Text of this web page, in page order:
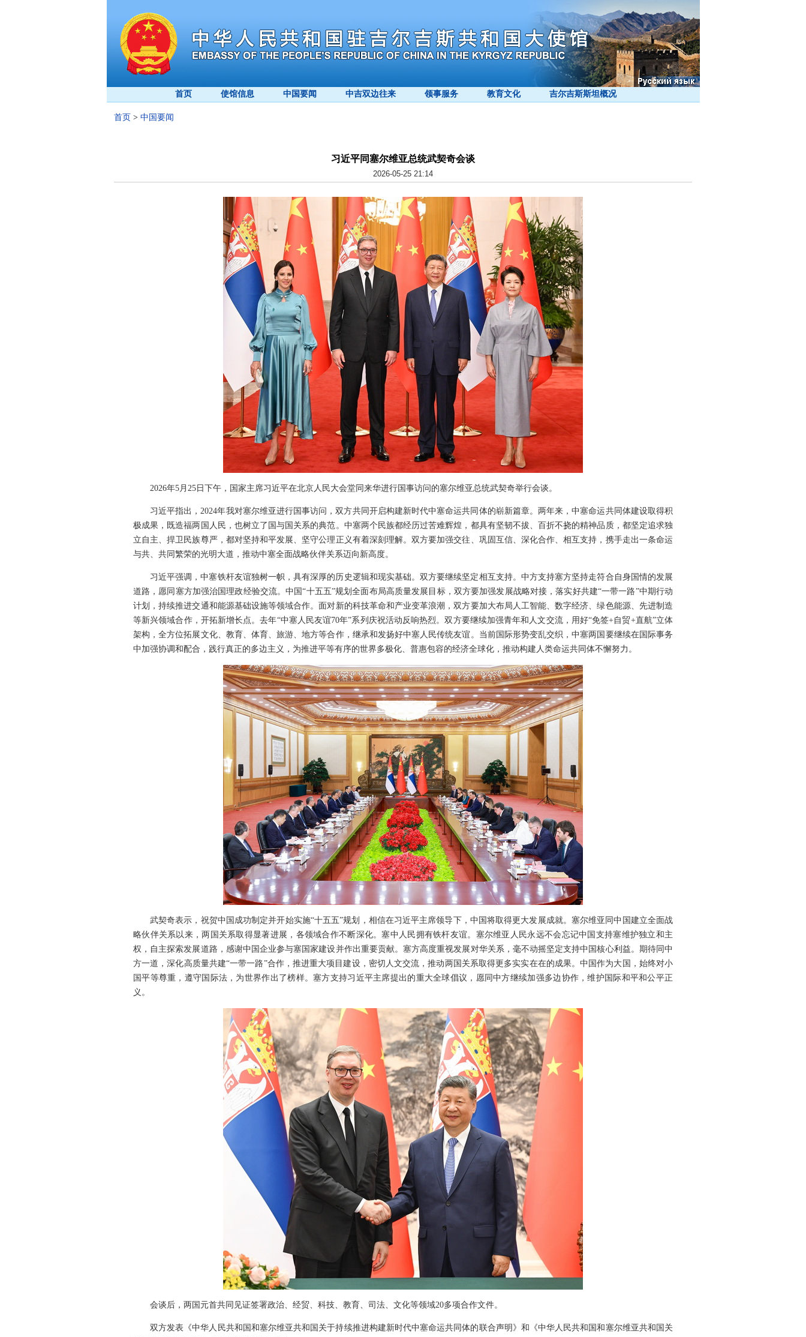
首页 使馆信息 中国要闻 中吉双边往来 领事服务 教育文化 吉尔吉斯斯坦概况
首页 > 中国要闻
习近平同塞尔维亚总统武契奇会谈
2026-05-25 21:14
2026年5月25日下午，国家主席习近平在北京人民大会堂同来华进行国事访问的塞尔维亚总统武契奇举行会谈。
习近平指出，2024年我对塞尔维亚进行国事访问，双方共同开启构建新时代中塞命运共同体的崭新篇章。两年来，中塞命运共同体建设取得积
极成果，既造福两国人民，也树立了国与国关系的典范。中塞两个民族都经历过苦难辉煌，都具有坚韧不拔、百折不挠的精神品质，都坚定追求独
立自主、捍卫民族尊严，都对坚持和平发展、坚守公理正义有着深刻理解。双方要加强交往、巩固互信、深化合作、相互支持，携手走出一条命运
与共、共同繁荣的光明大道，推动中塞全面战略伙伴关系迈向新高度。
习近平强调，中塞铁杆友谊独树一帜，具有深厚的历史逻辑和现实基础。双方要继续坚定相互支持。中方支持塞方坚持走符合自身国情的发展
道路，愿同塞方加强治国理政经验交流。中国“十五五”规划全面布局高质量发展目标，双方要加强发展战略对接，落实好共建“一带一路”中期行动
计划，持续推进交通和能源基础设施等领域合作。面对新的科技革命和产业变革浪潮，双方要加大布局人工智能、数字经济、绿色能源、先进制造
等新兴领域合作，开拓新增长点。去年“中塞人民友谊70年”系列庆祝活动反响热烈。双方要继续加强青年和人文交流，用好“免签+自贸+直航”立体
架构，全方位拓展文化、教育、体育、旅游、地方等合作，继承和发扬好中塞人民传统友谊。当前国际形势变乱交织，中塞两国要继续在国际事务
中加强协调和配合，践行真正的多边主义，为推进平等有序的世界多极化、普惠包容的经济全球化，推动构建人类命运共同体不懈努力。
武契奇表示，祝贺中国成功制定并开始实施“十五五”规划，相信在习近平主席领导下，中国将取得更大发展成就。塞尔维亚同中国建立全面战
略伙伴关系以来，两国关系取得显著进展，各领域合作不断深化。塞中人民拥有铁杆友谊。塞尔维亚人民永远不会忘记中国支持塞维护独立和主
权，自主探索发展道路，感谢中国企业参与塞国家建设并作出重要贡献。塞方高度重视发展对华关系，毫不动摇坚定支持中国核心利益。期待同中
方一道，深化高质量共建“一带一路”合作，推进重大项目建设，密切人文交流，推动两国关系取得更多实实在在的成果。中国作为大国，始终对小
国平等尊重，遵守国际法，为世界作出了榜样。塞方支持习近平主席提出的重大全球倡议，愿同中方继续加强多边协作，维护国际和平和公平正
义。
会谈后，两国元首共同见证签署政治、经贸、科技、教育、司法、文化等领域20多项合作文件。
双方发表《中华人民共和国和塞尔维亚共和国关于持续推进构建新时代中塞命运共同体的联合声明》和《中华人民共和国和塞尔维亚共和国关